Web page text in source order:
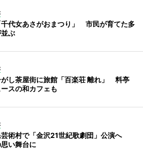
代女あさがおまつり」 市民が育てた多
ぶ
し茶屋街に旅館「百楽荘 離れ」 料亭
スの和カフェも
術村で「金沢21世紀歌劇団」公演へ
い舞台に